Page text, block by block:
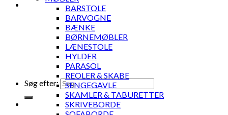
Søg efter:
BARSTOLE
BARVOGNE
BÆNKE
BØRNEMØBLER
LÆNESTOLE
HYLDER
PARASOL
REOLER & SKABE
SENGEGAVLE
SKAMLER & TABURETTER
SKRIVEBORDE